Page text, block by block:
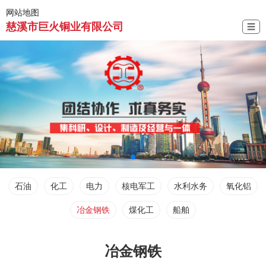
网站地图
慈溪市巨火铜业有限公司 ☰
石油 化工 电力 核电军工 水利水务 氧化铝
冶金钢铁 煤化工 船舶
冶金钢铁